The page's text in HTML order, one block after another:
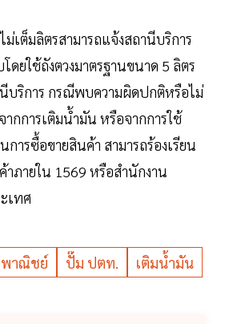
เต็มลิตรสามารถแจ้งสถานีบริการ
ดยใช้ถังตวงมาตรฐานขนาด 5 ลิตร
บริการ กรณีพบความผิดปกติหรือไม่
ากการเติมน้ำมัน หรือจากการใช้
การซื้อขายสินค้า สามารถร้องเรียน
าภายใน 1569 หรือสำนักงาน
เทศ
พาณิชย์ ปั๊ม ปตท. เติมน้ำมัน